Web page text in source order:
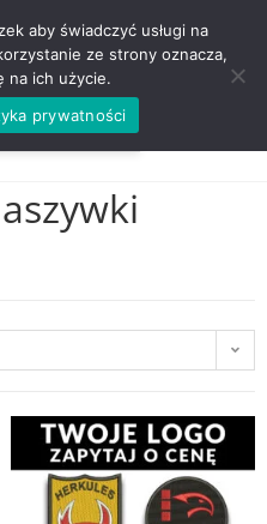
600 352 938
aby świadczyć usługi na
ze strony oznacza,
na ich użycie.
prywatności